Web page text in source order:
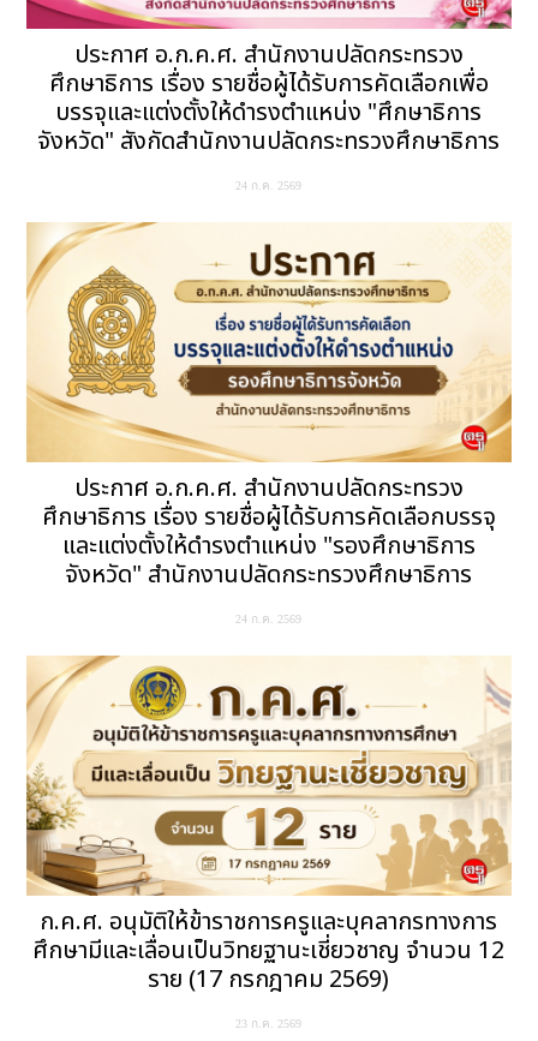
ประกาศ อ.ก.ค.ศ. สำนักงานปลัดกระทรวง
ศึกษาธิการ เรื่อง รายชื่อผู้ได้รับการคัดเลือกเพื่อ
บรรจุและแต่งตั้งให้ดำรงตำแหน่ง "ศึกษาธิการ
จังหวัด" สังกัดสำนักงานปลัดกระทรวงศึกษาธิการ
24 ก.ค. 2569
ประกาศ อ.ก.ค.ศ. สำนักงานปลัดกระทรวง
ศึกษาธิการ เรื่อง รายชื่อผู้ได้รับการคัดเลือกบรรจุ
และแต่งตั้งให้ดำรงตำแหน่ง "รองศึกษาธิการ
จังหวัด" สำนักงานปลัดกระทรวงศึกษาธิการ
24 ก.ค. 2569
ก.ค.ศ. อนุมัติให้ข้าราชการครูและบุคลากรทางการ
ศึกษามีและเลื่อนเป็นวิทยฐานะเชี่ยวชาญ จำนวน 12
ราย (17 กรกฎาคม 2569)
23 ก.ค. 2569